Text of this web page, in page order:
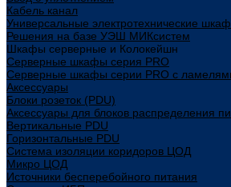
Кабель канал
Универсальные электротехнические
Решения на базе УЭШ МИКсистем
Шкафы серверные и Колокейшн
Серверные шкафы серия PRO
Серверные шкафы серии PRO с
Аксессуары
Блоки розеток (PDU)
Аксессуары для блоков распределения
Вертикальные PDU
Горизонтальные PDU
Система изоляции коридоров ЦОД
Микро ЦОД
Источники бесперебойного питания